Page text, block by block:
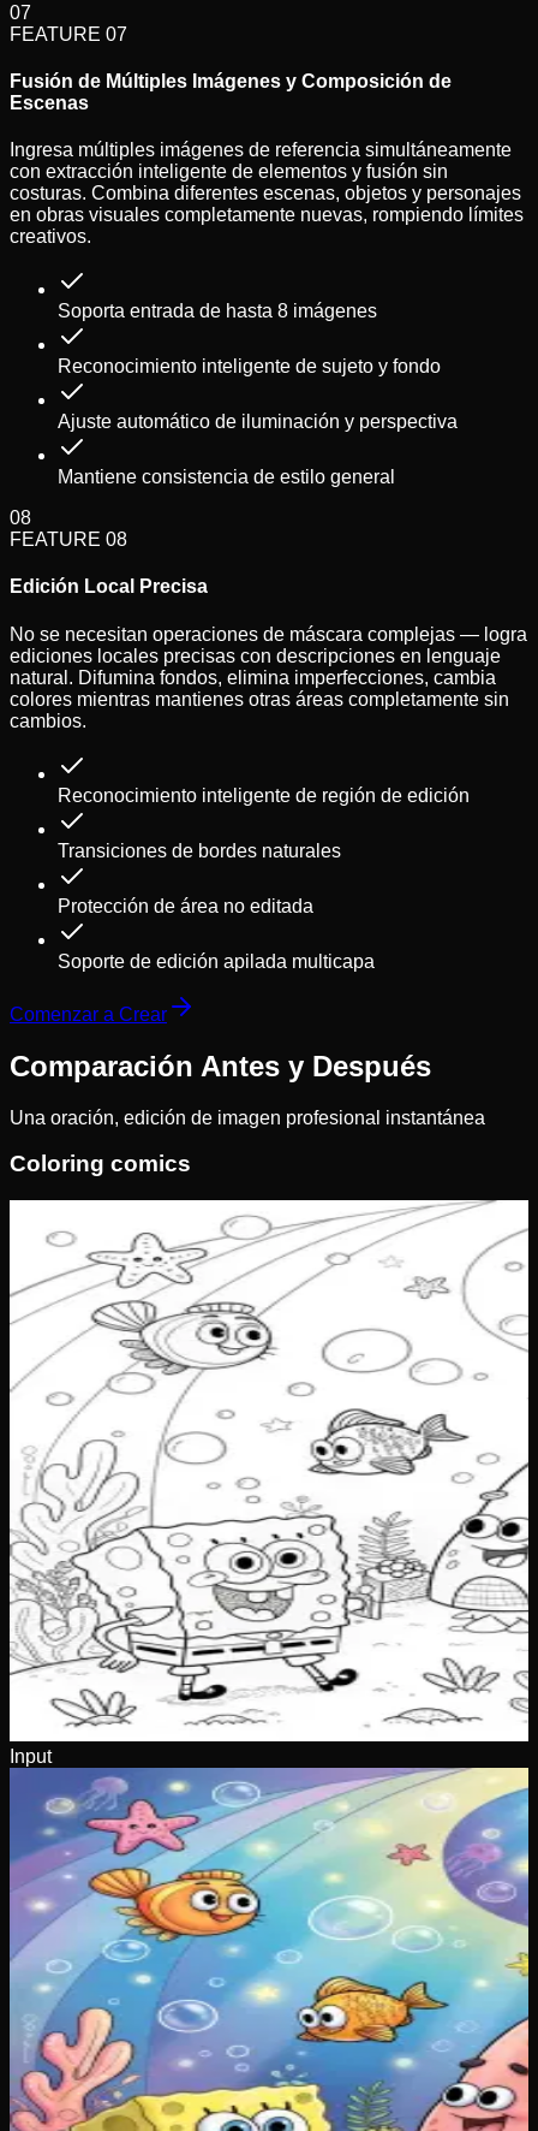
07
FEATURE 07
Fusión de Múltiples Imágenes y Composición de
Escenas
Ingresa múltiples imágenes de referencia simultáneamente
con extracción inteligente de elementos y fusión sin
costuras. Combina diferentes escenas, objetos y personajes
en obras visuales completamente nuevas, rompiendo límites
creativos.
Soporta entrada de hasta 8 imágenes
Reconocimiento inteligente de sujeto y fondo
Ajuste automático de iluminación y perspectiva
Mantiene consistencia de estilo general
08
FEATURE 08
Edición Local Precisa
No se necesitan operaciones de máscara complejas — logra
ediciones locales precisas con descripciones en lenguaje
natural. Difumina fondos, elimina imperfecciones, cambia
colores mientras mantienes otras áreas completamente sin
cambios.
Reconocimiento inteligente de región de edición
Transiciones de bordes naturales
Protección de área no editada
Soporte de edición apilada multicapa
Comenzar a Crear
Comparación Antes y Después
Una oración, edición de imagen profesional instantánea
Coloring comics
Input